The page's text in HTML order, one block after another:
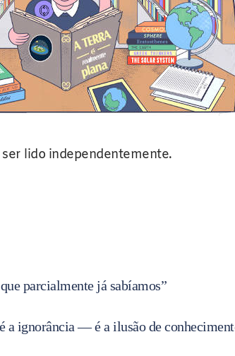
ser lido independentemente.
parcialmente já sabíamos”
a ignorância — é a ilusão de